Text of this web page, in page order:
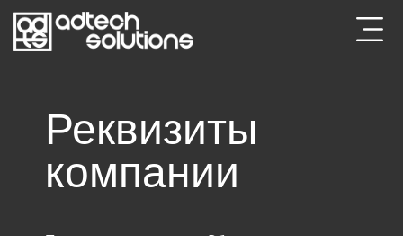
Реквизиты
компании